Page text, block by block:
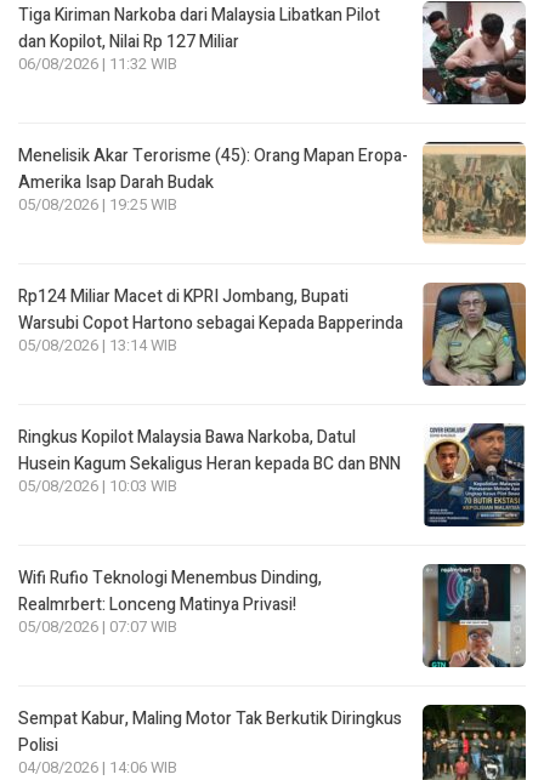
Tiga Kiriman Narkoba dari Malaysia Libatkan Pilot
dan Kopilot, Nilai Rp 127 Miliar
06/08/2026 | 11:32 WIB
Menelisik Akar Terorisme (45): Orang Mapan Eropa-
Amerika Isap Darah Budak
05/08/2026 | 19:25 WIB
Rp124 Miliar Macet di KPRI Jombang, Bupati
Warsubi Copot Hartono sebagai Kepada Bapperinda
05/08/2026 | 13:14 WIB
Ringkus Kopilot Malaysia Bawa Narkoba, Datul
Husein Kagum Sekaligus Heran kepada BC dan BNN
05/08/2026 | 10:03 WIB
Wifi Rufio Teknologi Menembus Dinding,
Realmrbert: Lonceng Matinya Privasi!
05/08/2026 | 07:07 WIB
Sempat Kabur, Maling Motor Tak Berkutik Diringkus
Polisi
04/08/2026 | 14:06 WIB